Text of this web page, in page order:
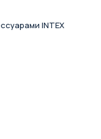
INTEX